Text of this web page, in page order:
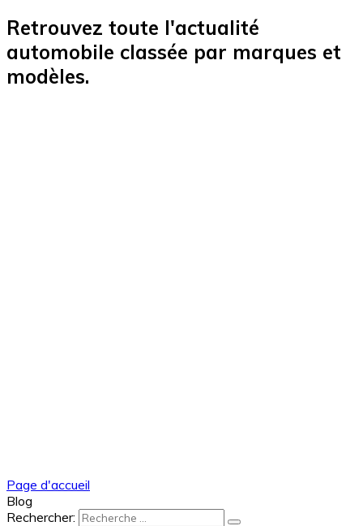
Retrouvez toute l'actualité
automobile classée par marques et
modèles.
Page d'accueil
Blog
Rechercher: